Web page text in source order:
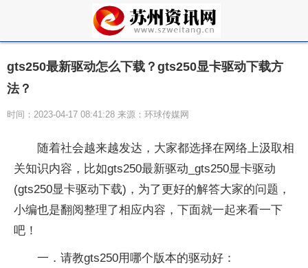
gts250最新驱动怎么下载？gts250显卡驱动下载方
法？
时间：2023-04-17 08:41:28 来源：环球传媒网
随着社会越来越发达，大家都选择在网络上汲取相
关知识内容，比如gts250最新驱动_gts250显卡驱动
(gts250显卡驱动下载)，为了更好的解答大家的问题，
小编也是翻阅整理了相应内容，下面就一起来看一下
吧！
一．请教gts250用哪个版本的驱动好：